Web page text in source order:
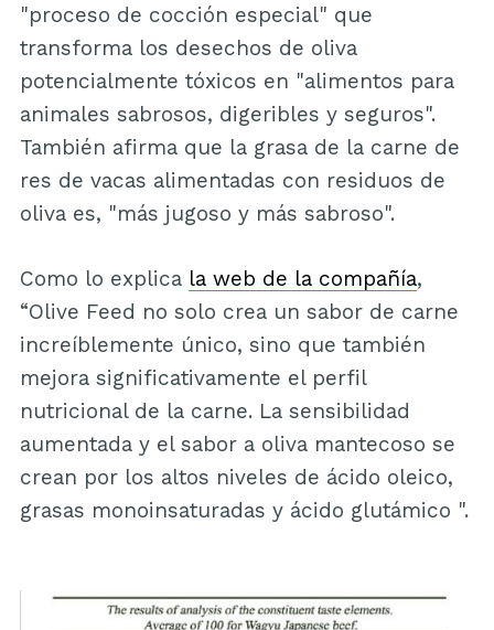
"proceso de cocción especial" que
transforma los desechos de oliva
potencialmente tóxicos en "alimentos para
animales sabrosos, digeribles y seguros".
También afirma que la grasa de la carne de
res de vacas alimentadas con residuos de
oliva es, "más jugoso y más sabroso".
Como lo explica la web de la compañía,
“Olive Feed no solo crea un sabor de carne
increíblemente único, sino que también
mejora significativamente el perfil
nutricional de la carne. La sensibilidad
aumentada y el sabor a oliva mantecoso se
crean por los altos niveles de ácido oleico,
grasas monoinsaturadas y ácido glutámico ".